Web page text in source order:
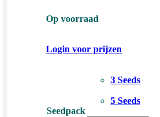
Op voorraad
Login voor prijzen
Seedpack
3 Seeds
5 Seeds